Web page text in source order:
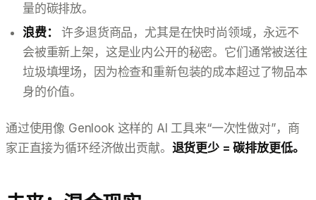
量的碳排放。
浪费：
许多退货商品，尤其是在快时尚领域，永远不
会被重新上架，这是业内公开的秘密。它们通常被送往
垃圾填埋场，因为检查和重新包装的成本超过了物品本
身的价值。
通过使用像 Genlook 这样的 AI 工具来“一次性做对”，商
家正直接为循环经济做出贡献。 退货更少 = 碳排放更低。